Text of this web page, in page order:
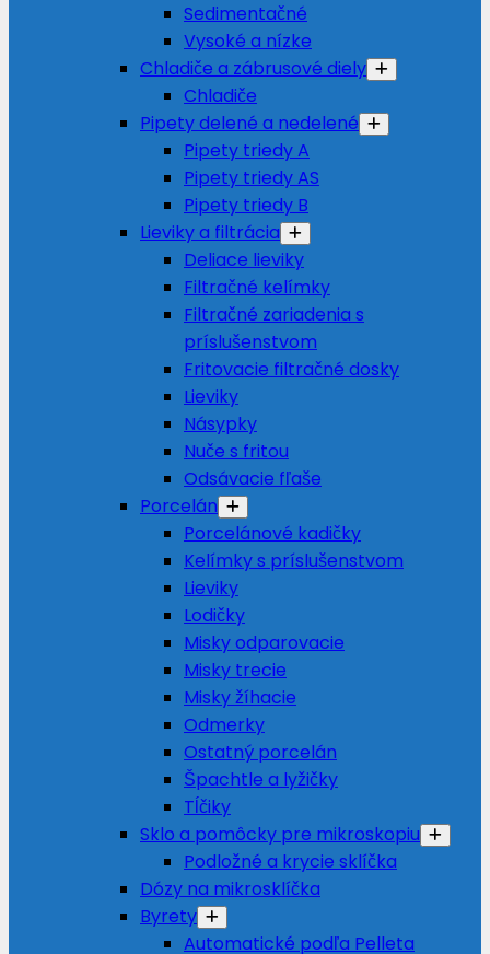
Sedimentačné
Vysoké a nízke
Chladiče a zábrusové diely
Chladiče
Pipety delené a nedelené
Pipety triedy A
Pipety triedy AS
Pipety triedy B
Lieviky a filtrácia
Deliace lieviky
Filtračné kelímky
Filtračné zariadenia s
príslušenstvom
Fritovacie filtračné dosky
Lieviky
Násypky
Nuče s fritou
Odsávacie fľaše
Porcelán
Porcelánové kadičky
Kelímky s príslušenstvom
Lieviky
Lodičky
Misky odparovacie
Misky trecie
Misky žíhacie
Odmerky
Ostatný porcelán
Špachtle a lyžičky
Tĺčiky
Sklo a pomôcky pre mikroskopiu
Podložné a krycie sklíčka
Dózy na mikrosklíčka
Byrety
Automatické podľa Pelleta